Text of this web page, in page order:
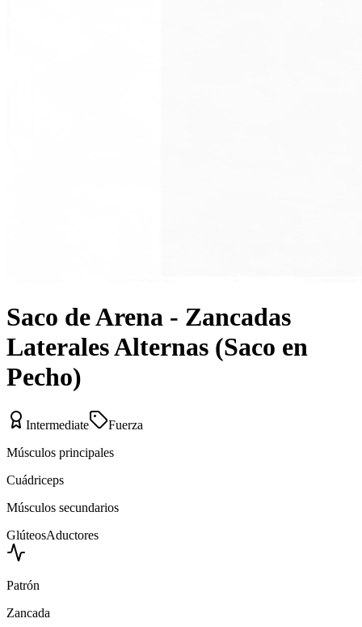
Saco de Arena - Zancadas
Laterales Alternas (Saco en
Pecho)
Intermediate
Fuerza
Músculos principales
Cuádriceps
Músculos secundarios
GlúteosAductores
Patrón
Zancada